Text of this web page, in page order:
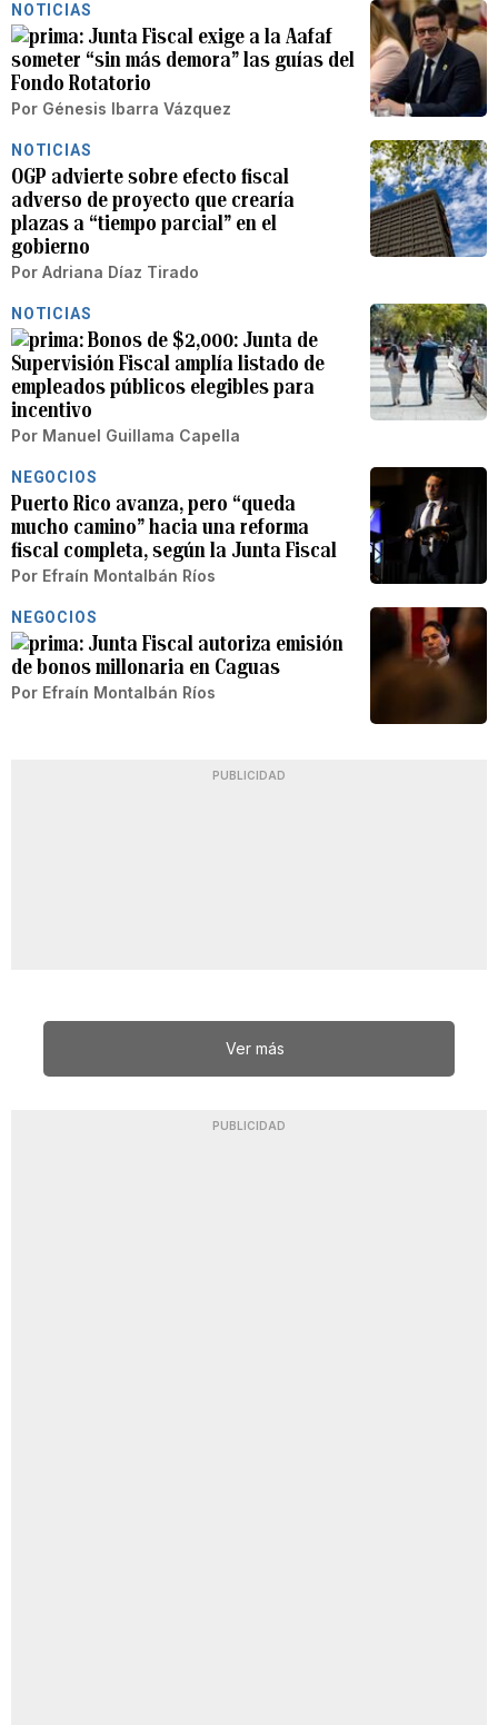
NOTICIAS
Junta Fiscal exige a la Aafaf
someter “sin más demora” las guías del
Fondo Rotatorio
Por Génesis Ibarra Vázquez
NOTICIAS
OGP advierte sobre efecto fiscal
adverso de proyecto que crearía
plazas a “tiempo parcial” en el
gobierno
Por Adriana Díaz Tirado
NOTICIAS
Bonos de $2,000: Junta de
Supervisión Fiscal amplía listado de
empleados públicos elegibles para
incentivo
Por Manuel Guillama Capella
NEGOCIOS
Puerto Rico avanza, pero “queda
mucho camino” hacia una reforma
fiscal completa, según la Junta Fiscal
Por Efraín Montalbán Ríos
NEGOCIOS
Junta Fiscal autoriza emisión
de bonos millonaria en Caguas
Por Efraín Montalbán Ríos
PUBLICIDAD
Ver más
PUBLICIDAD